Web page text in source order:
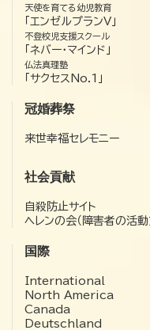
天使を育てる幼児教育
「エンゼルプランV」
不登校児支援スクール
「ネバー・マインド」
仏法真理塾
「サクセスNo.1」
冠婚葬祭
来世幸福セレモニー
社会貢献
自殺防止サイト
ヘレンの会（障害者の活動
国際
International
North America
Canada
Deutschland